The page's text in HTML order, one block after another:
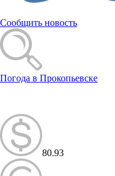
Сообщить новость
Погода в Прокопьевске
80.93